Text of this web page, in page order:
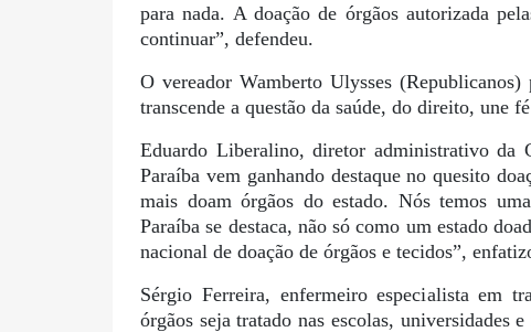
para nada. A doação de órgãos autorizada
continuar”, defendeu.
O vereador Wamberto Ulysses (Republicanos)
transcende a questão da saúde, do direito, une
Eduardo Liberalino, diretor administrativo da
Paraíba vem ganhando destaque no quesito
mais doam órgãos do estado. Nós temos
Paraíba se destaca, não só como um estado
nacional de doação de órgãos e tecidos”,
Sérgio Ferreira, enfermeiro especialista em
órgãos seja tratado nas escolas, universidades